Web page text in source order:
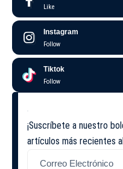
Like
Instagram
Follow
Tiktok
Follow
¡Suscríbete a nuestro
artículos más recientes